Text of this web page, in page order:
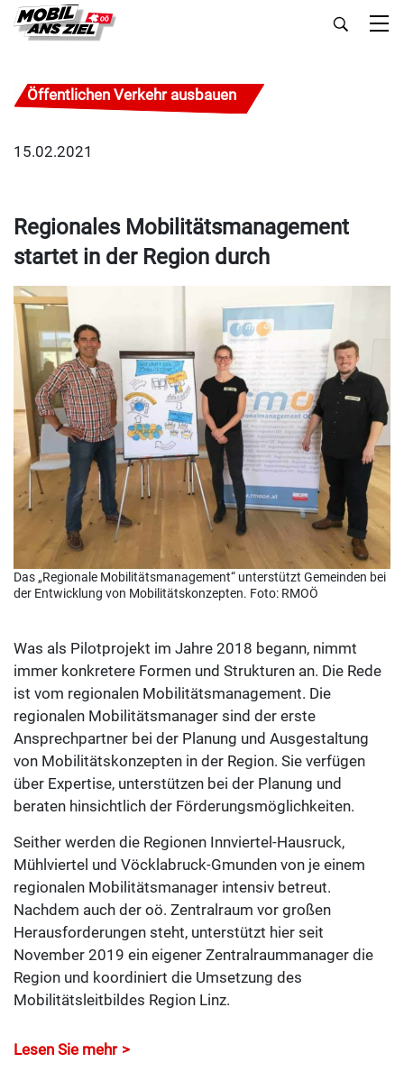
Öffentlichen Verkehr ausbauen
15.02.2021
Regionales Mobilitätsmanagement
startet in der Region durch
Das „Regionale Mobilitätsmanagement“ unterstützt Gemeinden bei
der Entwicklung von Mobilitätskonzepten. Foto: RMOÖ
Was als Pilotprojekt im Jahre 2018 begann, nimmt
immer konkretere Formen und Strukturen an. Die Rede
ist vom regionalen Mobilitätsmanagement. Die
regionalen Mobilitätsmanager sind der erste
Ansprechpartner bei der Planung und Ausgestaltung
von Mobilitätskonzepten in der Region. Sie verfügen
über Expertise, unterstützen bei der Planung und
beraten hinsichtlich der Förderungsmöglichkeiten.
Seither werden die Regionen Innviertel-Hausruck,
Mühlviertel und Vöcklabruck-Gmunden von je einem
regionalen Mobilitätsmanager intensiv betreut.
Nachdem auch der oö. Zentralraum vor großen
Herausforderungen steht, unterstützt hier seit
November 2019 ein eigener Zentralraummanager die
Region und koordiniert die Umsetzung des
Mobilitätsleitbildes Region Linz.
Lesen Sie mehr